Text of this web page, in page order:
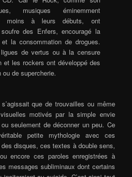
musiques éminemment
moins à leurs débuts, ont
des Enfers, encouragé la
la consommation de drogues.
de vertus ou à la censure
et les rockers ont développé des
ou de supercherie.
que de trouvailles ou même
motivés par la simple envie
seulement de déconner un peu. Ce
petite mythologie avec ces
disques, ces textes à double sens,
encore ces paroles enregistrées à
messages subliminaux dont certains